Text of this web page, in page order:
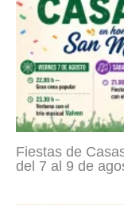
Fiestas de
del 7 al 9 de